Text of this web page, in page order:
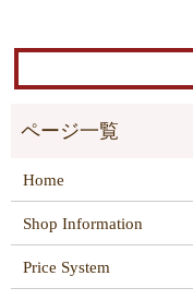
Home
Shop Information
Price System